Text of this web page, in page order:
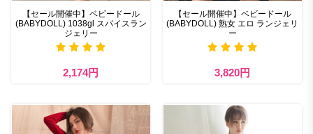
【セール開催中】ベビードール
(BABYDOLL) 1038gl スパイスラン
ジェリー
2,174円
【セール開催中】ベビードール
(BABYDOLL) 熟女 エロ ランジェリ
ー
3,820円